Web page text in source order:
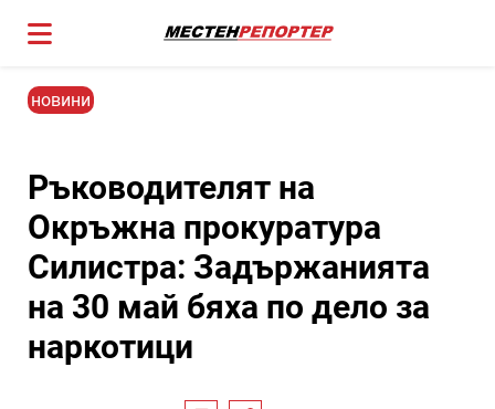
новини
Ръководителят на
Окръжна прокуратура
Силистра: Задържанията
на 30 май бяха по дело за
наркотици